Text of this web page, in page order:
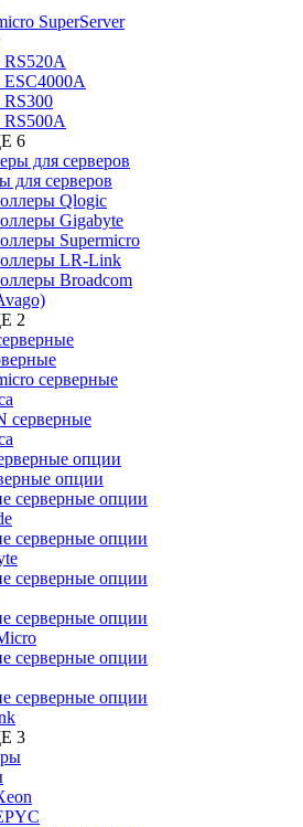
SuperServer
6
для серверов
Qlogic
Gigabyte
Supermicro
LR-Link
Broadcom
2
серверные
серверные
опции
серверные опции
серверные опции
серверные опции
серверные опции
серверные опции
серверные опции
3